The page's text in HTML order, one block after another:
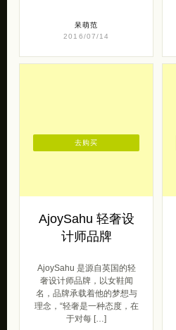
呆萌范
2016/07/14
AjoySahu 轻奢设
计师品牌
AjoySahu 是源自英国的轻
奢设计师品牌，以女鞋闻
名，品牌承载着他的梦想与
理念，“轻奢是一种态度，在
于对每 […]
去购买